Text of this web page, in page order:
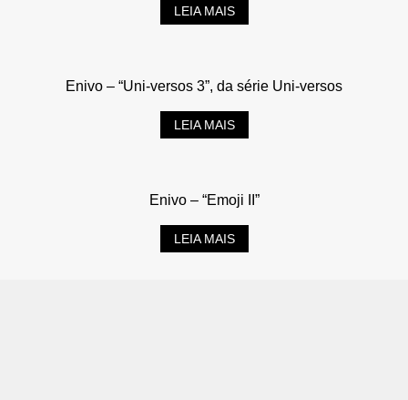
LEIA MAIS
Enivo – “Uni-versos 3”, da série Uni-versos
LEIA MAIS
Enivo – “Emoji II”
LEIA MAIS